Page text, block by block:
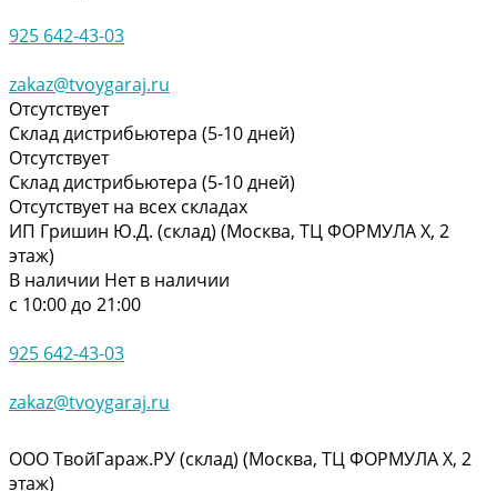
925 642-43-03
zakaz@tvoygaraj.ru
Отсутствует
Склад дистрибьютера (5-10 дней)
Отсутствует
Склад дистрибьютера (5-10 дней)
Отсутствует на всех складах
ИП Гришин Ю.Д. (склад) (Москва, ТЦ ФОРМУЛА Х, 2
этаж)
В наличии Нет в наличии
с 10:00 до 21:00
925 642-43-03
zakaz@tvoygaraj.ru
ООО ТвойГараж.РУ (склад) (Москва, ТЦ ФОРМУЛА Х, 2
этаж)